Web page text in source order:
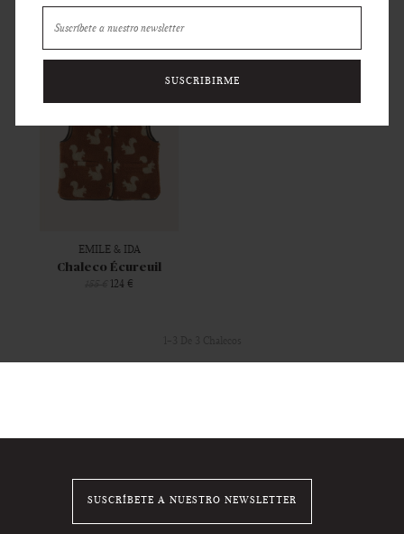
SUSCRIBIRME
119 € 119 €
-20%
EMILE & IDA
Chaleco Écureuil
124 €
SUSCRÍBETE A NUESTRO NEWSLETTER